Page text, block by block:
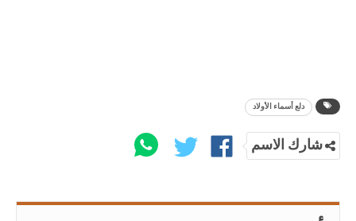
دلع أسماء الأولاد
شارك الاسم